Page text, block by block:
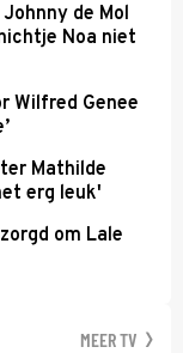
de Mol
Noa niet
Wilfred Genee
Mathilde
erg leuk'
om Lale
MEER TV